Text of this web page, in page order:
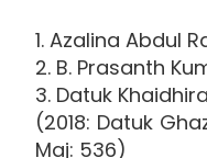
1. Azalina Abdul
2. B. Prasanth
3. Datuk
(2018: Datuk
Maj: 536)